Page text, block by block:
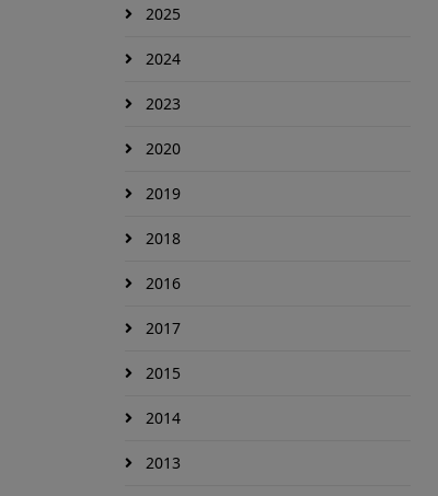
2025
2024
2023
2020
2019
2018
2016
2017
2015
2014
2013